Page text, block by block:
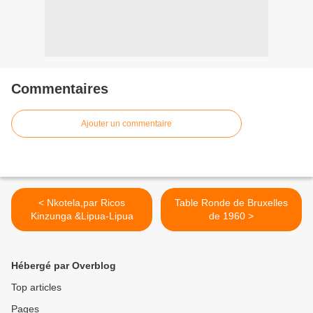
Commentaires
Ajouter un commentaire
< Nkotela,par Ricos
Kinzunga &Lipua-Lipua
Table Ronde de Bruxelles
de 1960 >
Hébergé par Overblog
Top articles
Pages